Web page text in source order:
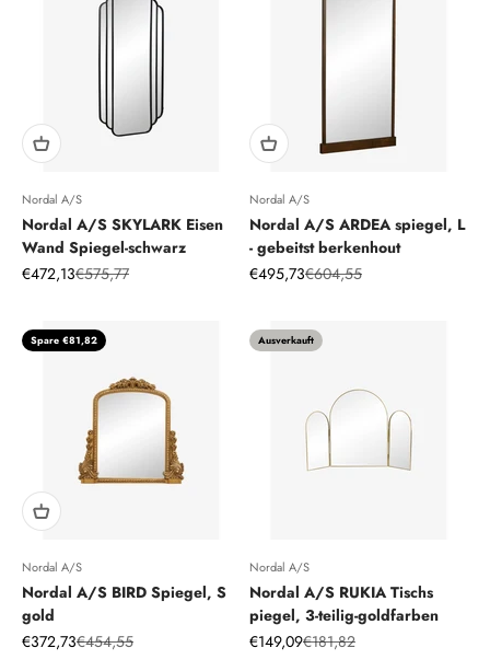
Nordal A/S
Nordal A/S SKYLARK Eisen
Wand Spiegel-schwarz
Angebot
€472,13Regulärer Preis
€575,77
Nordal A/S
Nordal A/S ARDEA spiegel, L
- gebeitst berkenhout
Angebot
€495,73Regulärer Preis
€604,55
Spare €81,82
Nordal A/S
Nordal A/S BIRD Spiegel, S
gold
Angebot
€372,73Regulärer Preis
€454,55
Ausverkauft
Nordal A/S
Nordal A/S RUKIA Tischs
piegel, 3-teilig-goldfarben
Angebot
€149,09Regulärer Preis
€181,82